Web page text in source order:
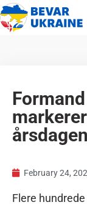
February 24,
Flere